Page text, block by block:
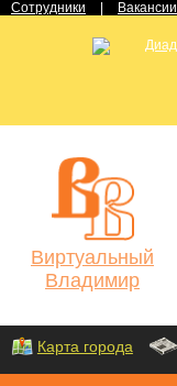
Сотрудники Вакансии
Виртуальный
Владимир
Карта города